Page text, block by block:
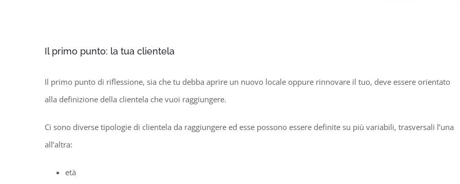
Il primo punto: la tua clientela
Il primo punto di riflessione, sia che tu debba aprire un nuovo locale oppure rinnovare il tuo, deve essere orientato
alla definizione della clientela che vuoi raggiungere.
Ci sono diverse tipologie di clientela da raggiungere ed esse possono essere definite su più variabili, trasversali l’una
all’altra:
età